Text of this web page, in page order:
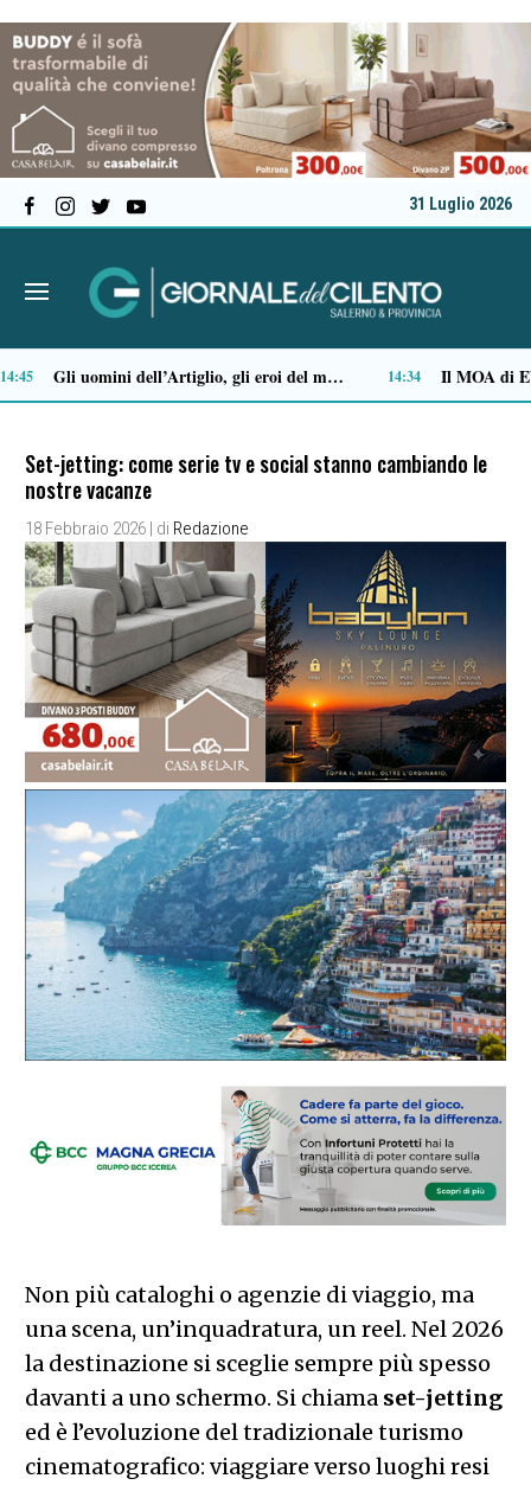
31 Luglio 2026
Stipendi incompleti al Dea di Nocera, Pagani e Scafati. Nursind: «Chi sbaglia deve risponderne»
Set-jetting: come serie tv e social stanno cambiando le
nostre vacanze
18 Febbraio 2026 | di Redazione
Non più cataloghi o agenzie di viaggio, ma
una scena, un’inquadratura, un reel. Nel 2026
la destinazione si sceglie sempre più spesso
davanti a uno schermo. Si chiama set-jetting
ed è l’evoluzione del tradizionale turismo
cinematografico: viaggiare verso luoghi resi